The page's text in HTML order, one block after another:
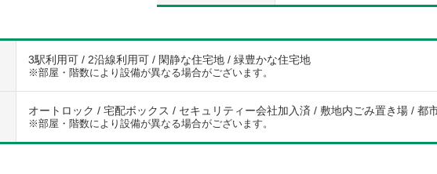
3駅利用可 / 2沿線利用可 / 閑静な住宅地 / 緑豊かな住宅地
※部屋・階数により設備が異なる場合がございます。
オートロック / 宅配ボックス / セキュリティー会社加入済 / 敷地内ごみ置き場 / 都
※部屋・階数により設備が異なる場合がございます。